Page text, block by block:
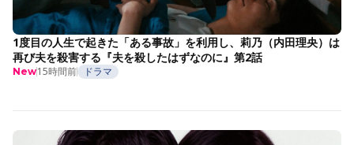
1度目の人生で起きた「ある事故」を利用し、莉乃（内田理央）は
再び夫を殺害する『夫を殺したはずなのに』第2話
New15時間前 ドラマ